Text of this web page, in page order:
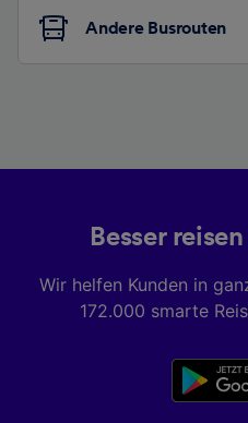
Andere Busrouten
Besser
Wir helfen Kunden in
172.000 smarte